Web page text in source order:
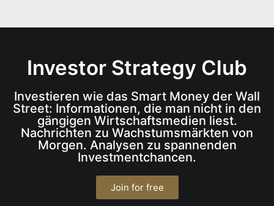
Investor Strategy Club
Investieren wie das Smart Money der Wall
Street: Informationen, die man nicht in den
gängigen Wirtschaftsmedien liest.
Nachrichten zu Wachstumsmärkten von
Morgen. Analysen zu spannenden
Investmentchancen.
Join for free